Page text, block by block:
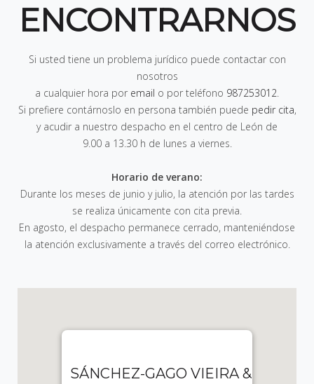
ENCONTRARNOS
Si usted tiene un problema jurídico puede contactar con
nosotros
a cualquier hora por email o por teléfono 987253012.
Si prefiere contárnoslo en persona también puede pedir cita,
y acudir a nuestro despacho en el centro de León de
9.00 a 13.30 h de lunes a viernes.
Horario de verano:
Durante los meses de junio y julio, la atención por las tardes
se realiza únicamente con cita previa.
En agosto, el despacho permanece cerrado, manteniéndose
la atención exclusivamente a través del correo electrónico.
SÁNCHEZ-GAGO VIEIRA &